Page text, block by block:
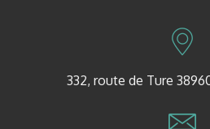
332, route de Ture